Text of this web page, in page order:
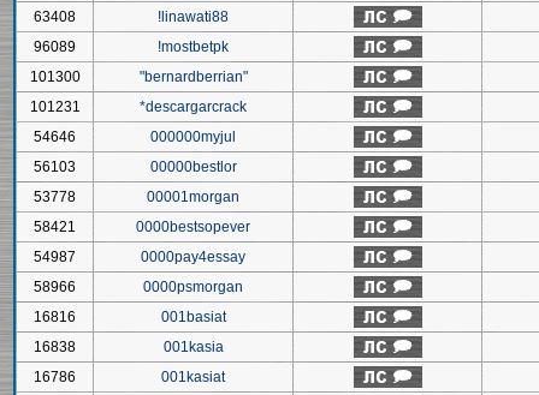
63408
!linawati88
96089
!mostbetpk
101300
"bernardberrian"
101231
*descargarcrack
54646
000000myjul
56103
00000bestlor
53778
00001morgan
58421
0000bestsopever
54987
0000pay4essay
58966
0000psmorgan
16816
001basiat
16838
001kasia
16786
001kasiat